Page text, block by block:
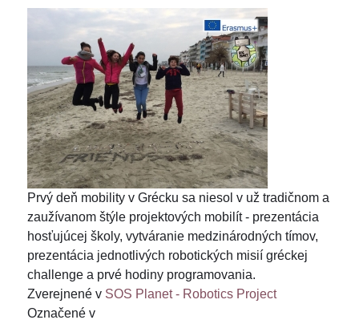
Prvý deň mobility v Grécku sa niesol v už tradičnom a
zaužívanom štýle projektových mobilít - prezentácia
hosťujúcej školy, vytváranie medzinárodných tímov,
prezentácia jednotlivých robotických misií gréckej
challenge a prvé hodiny programovania.
Zverejnené v SOS Planet - Robotics Project
Označené v